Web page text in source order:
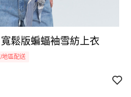
鬆版蝙蝠袖雪紡上衣
地區配送